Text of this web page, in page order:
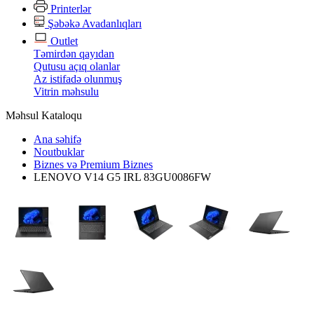
Printerlər
Şəbəkə Avadanlıqları
Outlet
Təmirdən qayıdan
Qutusu açıq olanlar
Az istifadə olunmuş
Vitrin məhsulu
Məhsul Kataloqu
Ana səhifə
Noutbuklar
Biznes və Premium Biznes
LENOVO V14 G5 IRL 83GU0086FW